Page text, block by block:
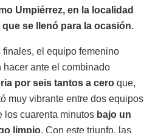
Umpiérrez, en la localidad
se llenó para la ocasión.
finales, el equipo femenino
hacer ante el combinado
por seis tantos a cero que,
muy vibrante entre dos equipos
los cuarenta minutos bajo un
limpio. Con este triunfo, las